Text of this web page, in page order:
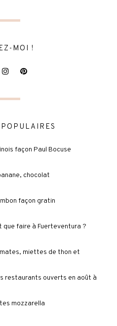
MOI !
façon Paul Bocuse
chocolat
façon gratin
que faire à Fuerteventura ?
miettes de thon et
restaurants ouverts en août à
mozzarella